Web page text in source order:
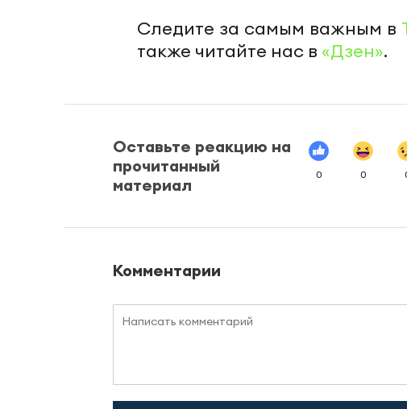
Следите за самым важным в
также читайте нас в «Дзен».
Оставьте реакцию на
прочитанный
материал
0 0
Комментарии